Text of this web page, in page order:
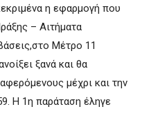
η εφαρμογή που
– Αιτήματα
Μέτρο 11
ξανά και θα
μέχρι και την
Η 1η παράταση έληγε